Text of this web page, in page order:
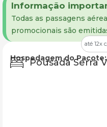
Informação
Todas as passagens
promocionais são
até 12x
Hospedagem do Pacote:
Pousada Serra